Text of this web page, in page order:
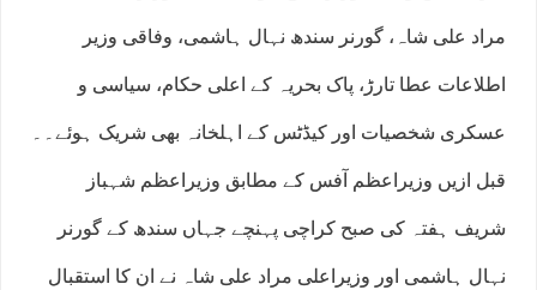
مراد علی شاہ، گورنر سندھ نہال ہاشمی، وفاقی وزیر
اطلاعات عطا تارڑ، پاک بحریہ کے اعلی حکام، سیاسی و
عسکری شخصیات اور کیڈٹس کے اہلخانہ بھی شریک ہوئے۔۔
قبل ازیں وزیراعظم آفس کے مطابق وزیراعظم شہباز
شریف ہفتہ کی صبح کراچی پہنچے جہاں سندھ کے گورنر
نہال ہاشمی اور وزیراعلی مراد علی شاہ نے ان کا استقبال